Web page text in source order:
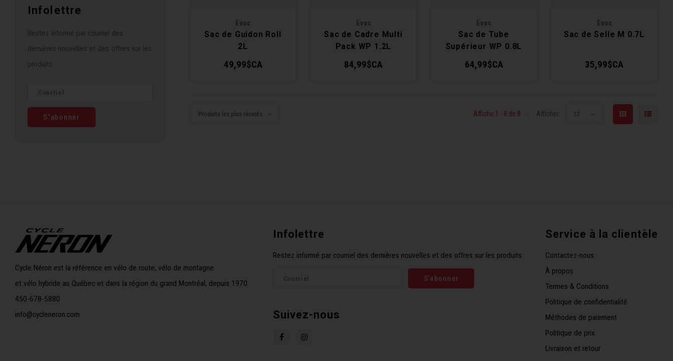
Infolettre
Restez informé par courriel des
dernières nouvelles et des offres sur les
produits
S'abonner
Evoc
Sac de Guidon Roll
2L
49,99$CA
Evoc
Sac de Cadre Multi
Pack WP 1.2L
84,99$CA
Evoc
Sac de Tube
Supérieur WP 0.8L
64,99$CA
Evoc
Sac de Selle M 0.7L
35,99$CA
Produits les plus récents Affiche 1 - 8 de 8 Afficher: 12
Cycle Néron est la référence en vélo de route, vélo de montagne
et vélo hybride au Québec et dans la région du grand Montréal, depuis 1970.
450-678-5880
info@cycleneron.com
Infolettre
Restez informé par courriel des dernières nouvelles et des offres sur les produits
S'abonner
Suivez-nous
Service à la clientèle
Contactez-nous
À propos
Termes & Conditions
Politique de confidentialité
Méthodes de paiement
Politique de prix
Livraison et retour